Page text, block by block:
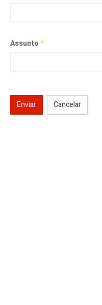
Assunto*
Enviar Cancelar